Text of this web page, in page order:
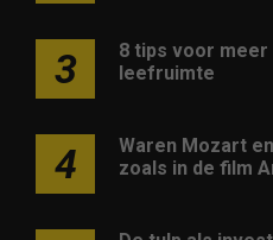
3
8 tips voor
leefruimte
4
Waren Mozart
zoals in de film